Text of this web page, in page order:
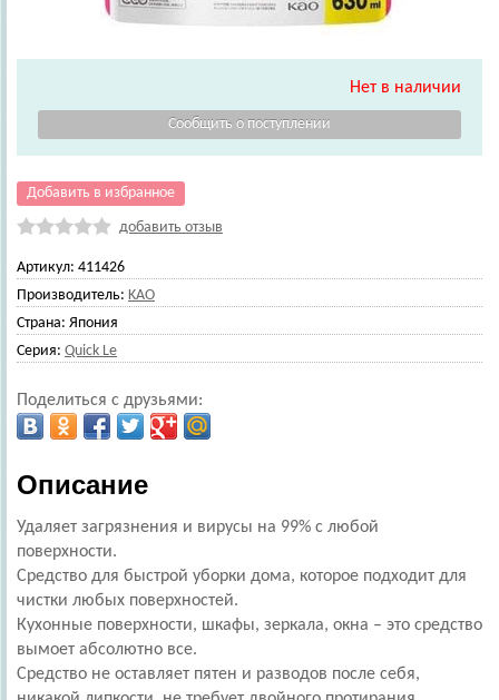
Нет в наличии
Добавить в избранное
добавить отзыв
Артикул: 411426
Производитель: KAO
Страна: Япония
Серия: Quick Le
Поделиться с друзьями:
Описание
Удаляет загрязнения и вирусы на 99% с любой
поверхности.
Средство для быстрой уборки дома, которое подходит для
чистки любых поверхностей.
Кухонные поверхности, шкафы, зеркала, окна – это средство
вымоет абсолютно все.
Средство не оставляет пятен и разводов после себя,